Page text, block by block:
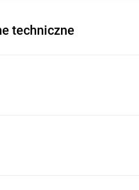
techniczne